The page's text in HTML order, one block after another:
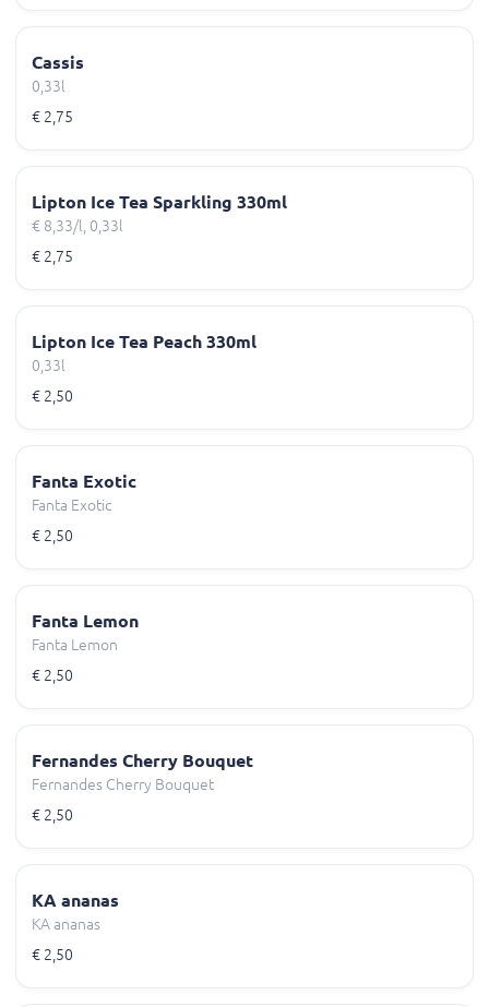
Cassis
0,33l
€ 2,75
Lipton Ice Tea Sparkling 330ml
€ 8,33/l, 0,33l
€ 2,75
Lipton Ice Tea Peach 330ml
0,33l
€ 2,50
Fanta Exotic
Fanta Exotic
€ 2,50
Fanta Lemon
Fanta Lemon
€ 2,50
Fernandes Cherry Bouquet
Fernandes Cherry Bouquet
€ 2,50
KA ananas
KA ananas
€ 2,50